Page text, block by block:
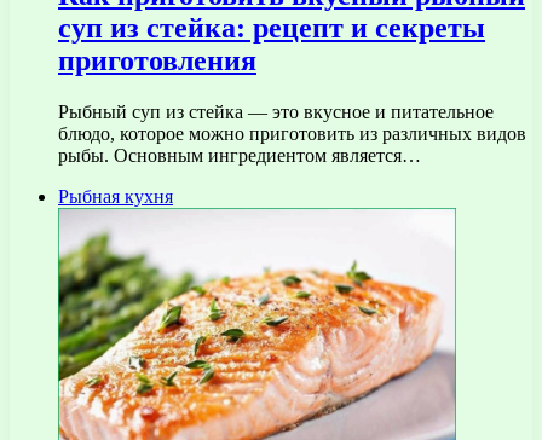
суп из стейка: рецепт и секреты
приготовления
Рыбный суп из стейка — это вкусное и питательное
блюдо, которое можно приготовить из различных видов
рыбы. Основным ингредиентом является…
Рыбная кухня